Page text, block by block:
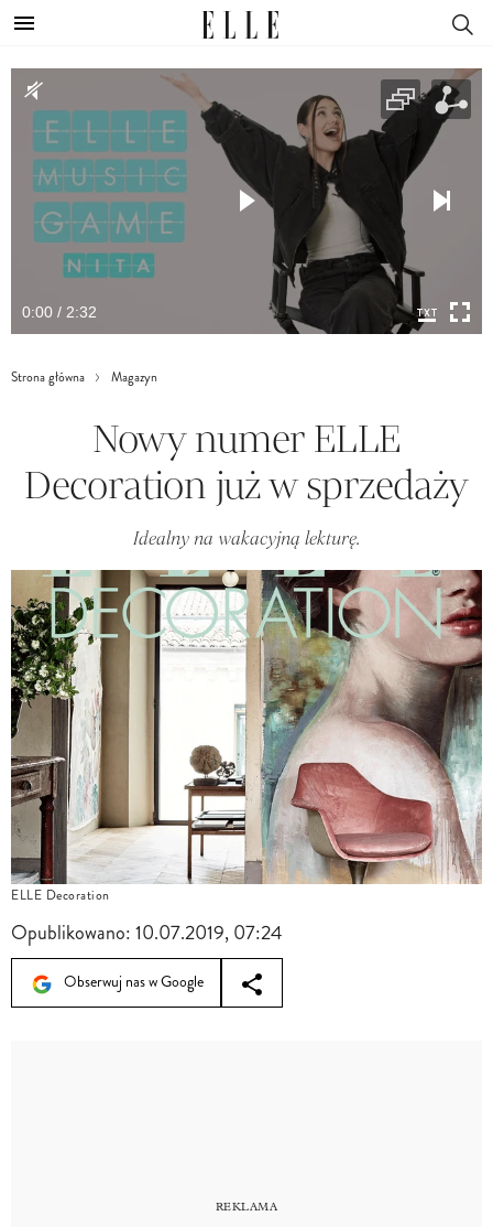
0:00 / 2:32
Strona główna Magazyn
Nowy numer ELLE
Decoration już w sprzedaży
Idealny na wakacyjną lekturę.
ELLE Decoration
Opublikowano:10.07.2019, 07:24
Obserwuj nas w Google